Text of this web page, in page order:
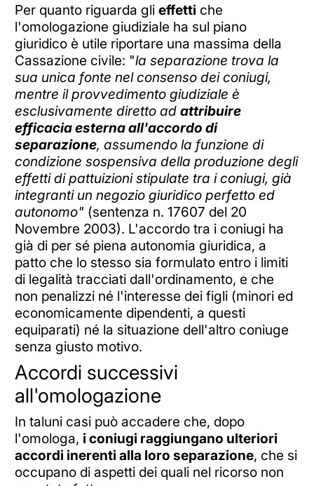
Per quanto riguarda gli effetti che
l'omologazione giudiziale ha sul piano
giuridico è utile riportare una massima della
Cassazione civile: "la separazione trova la
sua unica fonte nel consenso dei coniugi,
mentre il provvedimento giudiziale è
esclusivamente diretto ad attribuire
efficacia esterna all'accordo di
separazione, assumendo la funzione di
condizione sospensiva della produzione degli
effetti di pattuizioni stipulate tra i coniugi, già
integranti un negozio giuridico perfetto ed
autonomo" (sentenza n. 17607 del 20
Novembre 2003). L'accordo tra i coniugi ha
già di per sé piena autonomia giuridica, a
patto che lo stesso sia formulato entro i limiti
di legalità tracciati dall'ordinamento, e che
non penalizzi né l'interesse dei figli (minori ed
economicamente dipendenti, a questi
equiparati) né la situazione dell'altro coniuge
senza giusto motivo.
Accordi successivi
all'omologazione
In taluni casi può accadere che, dopo
l'omologa, i coniugi raggiungano ulteriori
accordi inerenti alla loro separazione, che si
occupano di aspetti dei quali nel ricorso non